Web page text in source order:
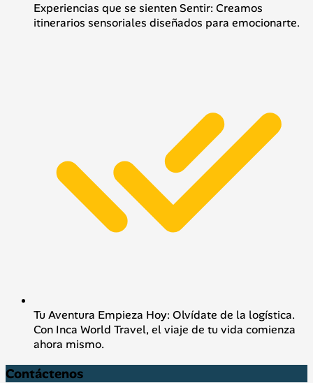
Experiencias que se sienten Sentir: Creamos
itinerarios sensoriales diseñados para emocionarte.
Tu Aventura Empieza Hoy: Olvídate de la logística.
Con Inca World Travel, el viaje de tu vida comienza
ahora mismo.
Contáctenos